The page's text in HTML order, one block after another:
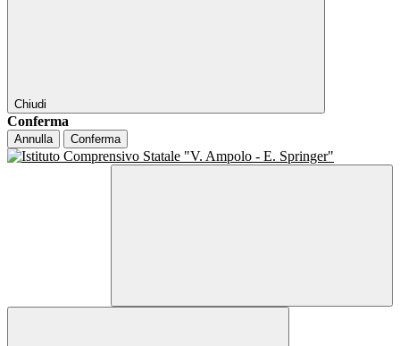
Chiudi
Conferma
Annulla Conferma